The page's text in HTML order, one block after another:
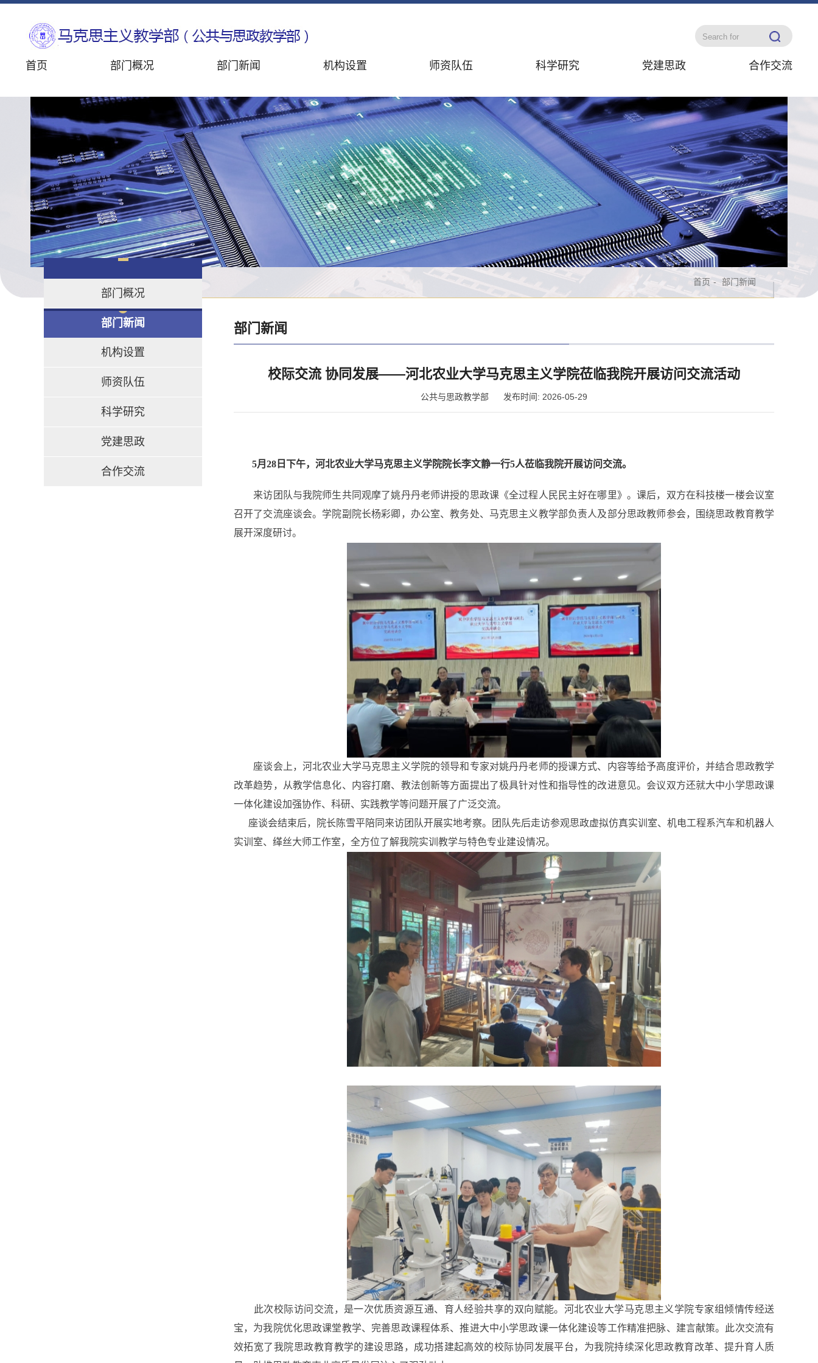
首页 部门概况 部门新闻 机构设置 师资队伍 科学研究 党建思政 合作交流
部门概况
部门新闻
机构设置
师资队伍
科学研究
党建思政
合作交流
首页 - 部门新闻
部门新闻
​校际交流 协同发展——河北农业大学马克思主义学院莅临我院开展访问交流活动
公共与思政教学部 发布时间: 2026-05-29
5月28日下午，河北农业大学马克思主义学院院长李文静一行5人莅临我院开展访问交流。
来访团队与我院师生共同观摩了姚丹丹老师讲授的思政课《全过程人民民主好在哪里》。课后，双方在科技楼一楼会议室
召开了交流座谈会。学院副院长杨彩卿，办公室、教务处、马克思主义教学部负责人及部分思政教师参会，围绕思政教育教学
展开深度研讨。
座谈会上，河北农业大学马克思主义学院的领导和专家对姚丹丹老师的授课方式、内容等给予高度评价，并结合思政教学
改革趋势，从教学信息化、内容打磨、教法创新等方面提出了极具针对性和指导性的改进意见。会议双方还就大中小学思政课
一体化建设加强协作、科研、实践教学等问题开展了广泛交流。
座谈会结束后，院长陈雪平陪同来访团队开展实地考察。团队先后走访参观思政虚拟仿真实训室、机电工程系汽车和机器人
实训室、缂丝大师工作室，全方位了解我院实训教学与特色专业建设情况。
此次校际访问交流，是一次优质资源互通、育人经验共享的双向赋能。河北农业大学马克思主义学院专家组倾情传经送
宝，为我院优化思政课堂教学、完善思政课程体系、推进大中小学思政课一体化建设等工作精准把脉、建言献策。此次交流有
效拓宽了我院思政教育教学的建设思路，成功搭建起高效的校际协同发展平台，为我院持续深化思政教育改革、提升育人质